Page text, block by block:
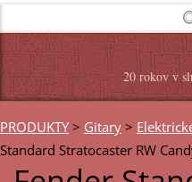
20 rokov v
PRODUKTY > Gitary >
Standard Stratocaster RW